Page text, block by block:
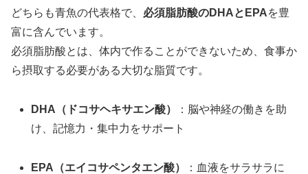
どちらも青魚の代表格で、 必須脂肪酸のDHAとEPAを豊
富に含んでいます。
必須脂肪酸とは、体内で作ることができないため、食事か
ら摂取する必要がある大切な脂質です。
DHA（ドコサヘキサエン酸）
：脳や神経の働きを助
け、記憶力・集中力をサポート
EPA（エイコサペンタエン酸）
：血液をサラサラに